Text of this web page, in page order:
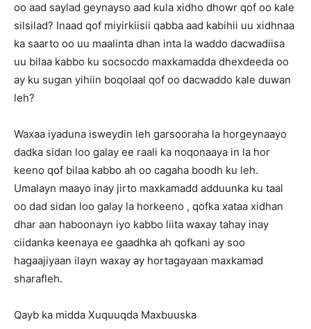
oo aad saylad geynayso aad kula xidho dhowr qof oo kale
silsilad? Inaad qof miyirkiisii qabba aad kabihii uu xidhnaa
ka saarto oo uu maalinta dhan inta la waddo dacwadiisa
uu bilaa kabbo ku socsocdo maxkamadda dhexdeeda oo
ay ku sugan yihiin boqolaal qof oo dacwaddo kale duwan
leh?
Waxaa iyaduna isweydin leh garsooraha la horgeynaayo
dadka sidan loo galay ee raali ka noqonaaya in la hor
keeno qof bilaa kabbo ah oo cagaha boodh ku leh.
Umalayn maayo inay jirto maxkamadd adduunka ku taal
oo dad sidan loo galay la horkeeno , qofka xataa xidhan
dhar aan haboonayn iyo kabbo liita waxay tahay inay
ciidanka keenaya ee gaadhka ah qofkani ay soo
hagaajiyaan ilayn waxay ay hortagayaan maxkamad
sharafleh.
Qayb ka midda Xuquuqda Maxbuuska